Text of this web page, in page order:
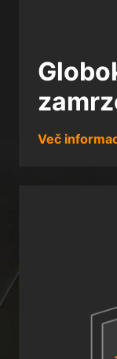
Več